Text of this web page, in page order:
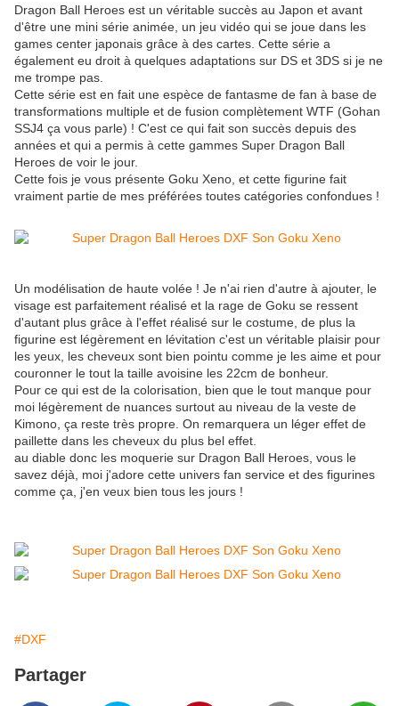
Dragon Ball Heroes est un véritable succès au Japon et avant
d'être une mini série animée, un jeu vidéo qui se joue dans les
games center japonais grâce à des cartes. Cette série a
également eu droit à quelques adaptations sur DS et 3DS si je ne
me trompe pas.
Cette série est en fait une espèce de fantasme de fan à base de
transformations multiple et de fusion complètement WTF (Gohan
SSJ4 ça vous parle) ! C'est ce qui fait son succès depuis des
années et qui a permis à cette gammes Super Dragon Ball
Heroes de voir le jour.
Cette fois je vous présente Goku Xeno, et cette figurine fait
vraiment partie de mes préférées toutes catégories confondues !
Un modélisation de haute volée ! Je n'ai rien d'autre à ajouter, le
visage est parfaitement réalisé et la rage de Goku se ressent
d'autant plus grâce à l'effet réalisé sur le costume, de plus la
figurine est légèrement en lévitation c'est un véritable plaisir pour
les yeux, les cheveux sont bien pointu comme je les aime et pour
couronner le tout la taille avoisine les 22cm de bonheur.
Pour ce qui est de la colorisation, bien que le tout manque pour
moi légèrement de nuances surtout au niveau de la veste de
Kimono, ça reste très propre. On remarquera un léger effet de
paillette dans les cheveux du plus bel effet.
au diable donc les moquerie sur Dragon Ball Heroes, vous le
savez déjà, moi j'adore cette univers fan service et des figurines
comme ça, j'en veux bien tous les jours !
#DXF
Partager